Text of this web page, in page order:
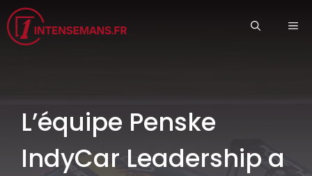
Aller
au
contenu
L’équipe Penske
IndyCar Leadership a